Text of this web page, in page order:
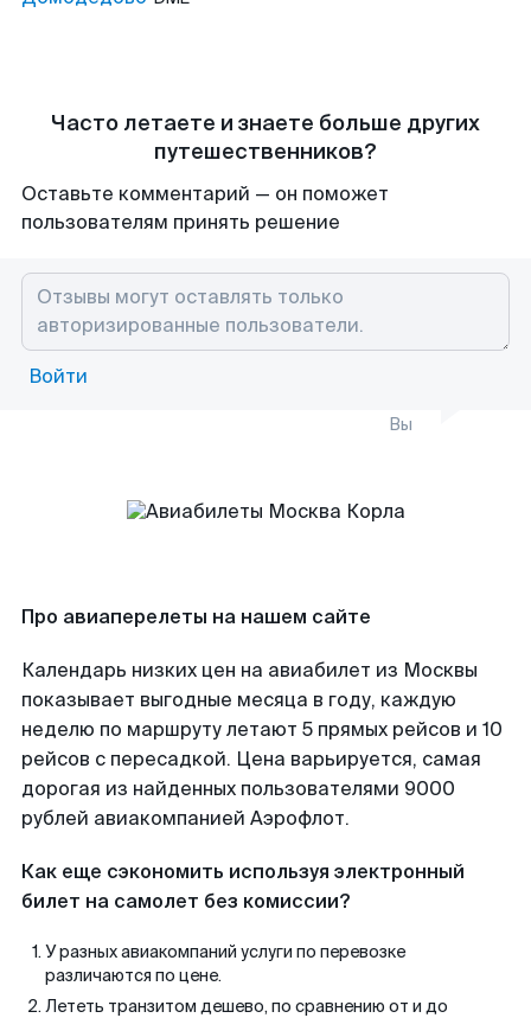
Часто летаете и знаете больше других
путешественников?
Оставьте комментарий — он поможет
пользователям принять решение
Войти
Вы
Про авиаперелеты на нашем сайте
Календарь низких цен на авиабилет из Москвы
показывает выгодные месяца в году, каждую
неделю по маршруту летают 5 прямых рейсов и 10
рейсов с пересадкой. Цена варьируется, самая
дорогая из найденных пользователями 9000
рублей авиакомпанией Аэрофлот.
Как еще сэкономить используя электронный
билет на самолет без комиссии?
У разных авиакомпаний услуги по перевозке
различаются по цене.
Лететь транзитом дешево, по сравнению от и до